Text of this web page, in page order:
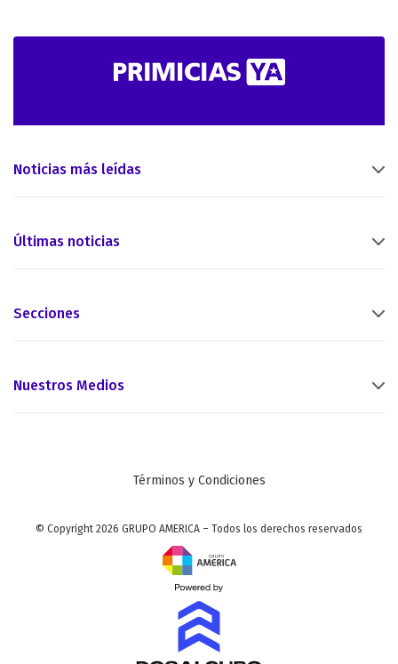
Noticias más leídas
Últimas noticias
Secciones
Nuestros Medios
Términos y Condiciones
© Copyright 2026 GRUPO AMERICA – Todos los derechos reservados